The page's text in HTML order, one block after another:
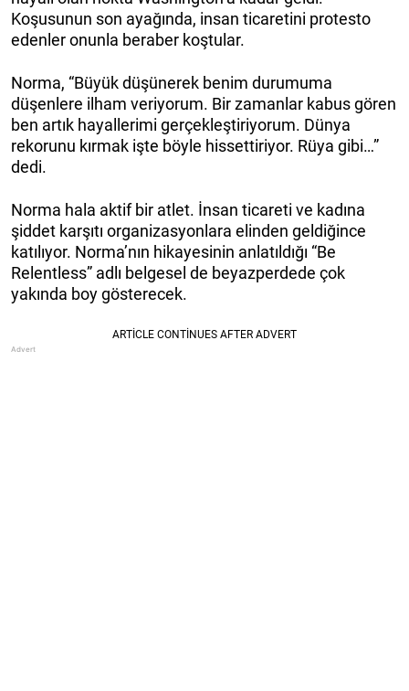
Koşusunun son ayağında, insan ticaretini protesto
edenler onunla beraber koştular.
Norma, “Büyük düşünerek benim durumuma
düşenlere ilham veriyorum. Bir zamanlar kabus gören
ben artık hayallerimi gerçekleştiriyorum. Dünya
rekorunu kırmak işte böyle hissettiriyor. Rüya gibi…”
dedi.
Norma hala aktif bir atlet. İnsan ticareti ve kadına
şiddet karşıtı organizasyonlara elinden geldiğince
katılıyor. Norma’nın hikayesinin anlatıldığı “Be
Relentless” adlı belgesel de beyazperdede çok
yakında boy gösterecek.